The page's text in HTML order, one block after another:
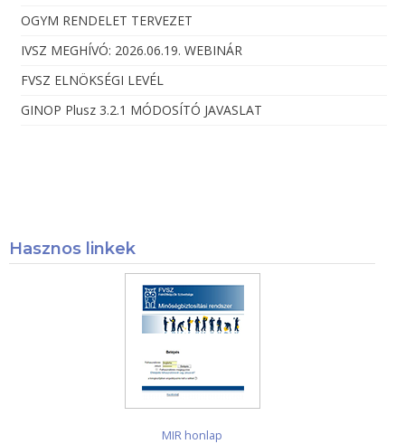
OGYM RENDELET TERVEZET
IVSZ MEGHÍVÓ: 2026.06.19. WEBINÁR
FVSZ ELNÖKSÉGI LEVÉL
GINOP Plusz 3.2.1 MÓDOSÍTÓ JAVASLAT
Hasznos linkek
MIR honlap